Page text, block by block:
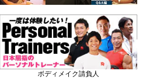
ボディメイク請負人